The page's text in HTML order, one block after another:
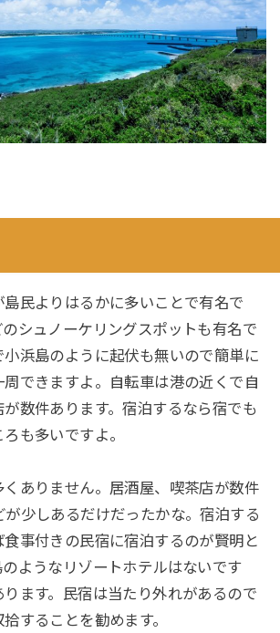
島民よりはるかに多いことで有名で
シュノーケリングスポットも有名で
浜島のように起伏も無いので簡単に
周できますよ。自転車は港の近くで自
数件あります。宿泊するなら宿でも
も多いですよ。
ありません。居酒屋、喫茶店が数件
が少しあるだけだったかな。宿泊する
事付きの民宿に宿泊するのが賢明と
ようなリゾートホテルはないです
ます。民宿は当たり外れがあるので
することを勧めます。